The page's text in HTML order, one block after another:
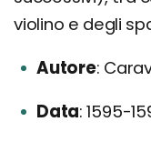
violino e degli
Autore
Data 1595-